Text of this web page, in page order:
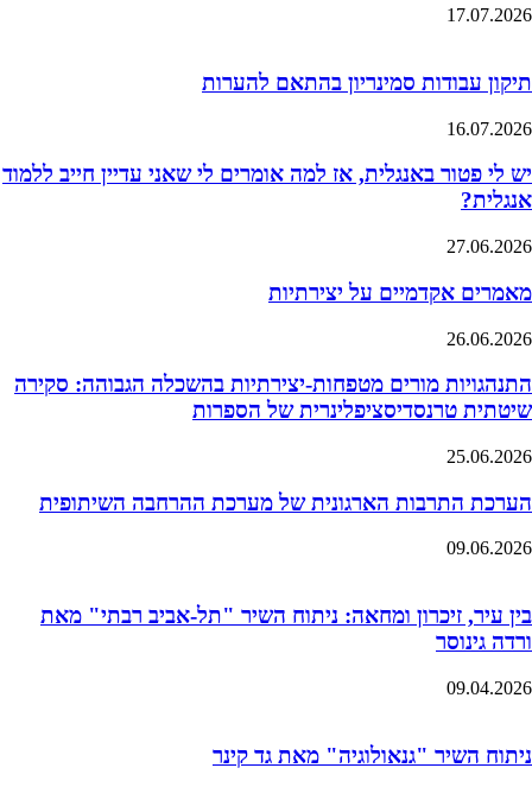
17.07.2026
תיקון עבודות סמינריון בהתאם להערות
16.07.2026
יש לי פטור באנגלית, אז למה אומרים לי שאני עדיין חייב ללמוד
אנגלית?
27.06.2026
מאמרים אקדמיים על יצירתיות
26.06.2026
התנהגויות מורים מטפחות-יצירתיות בהשכלה הגבוהה: סקירה
שיטתית טרנסדיסציפלינרית של הספרות
25.06.2026
הערכת התרבות הארגונית של מערכת ההרחבה השיתופית
09.06.2026
בין עיר, זיכרון ומחאה: ניתוח השיר "תל-אביב רבתי" מאת
ורדה גינוסר
09.04.2026
ניתוח השיר "גנאולוגיה" מאת גד קינר